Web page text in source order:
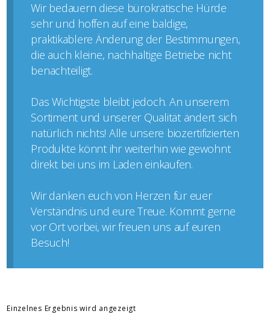
Wir bedauern diese bürokratische Hürde
sehr und hoffen auf eine baldige,
praktikablere Änderung der Bestimmungen,
die auch kleine, nachhaltige Betriebe nicht
benachteiligt.
Das Wichtigste bleibt jedoch. An unserem
Sortiment und unserer Qualität ändert sich
natürlich nichts! Alle unsere biozertifizierten
Produkte könnt ihr weiterhin wie gewohnt
direkt bei uns im Laden einkaufen.
Wir danken euch von Herzen für euer
Verständnis und eure Treue. Kommt gerne
vor Ort vorbei, wir freuen uns auf euren
Besuch!
Einzelnes Ergebnis wird angezeigt